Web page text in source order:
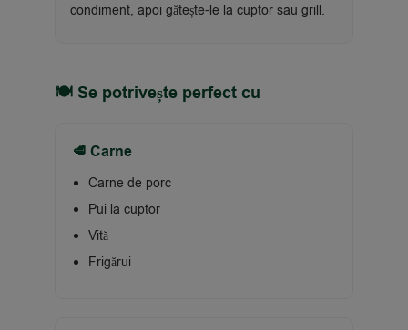
condiment, apoi gătește-le la cuptor sau grill.
🍽 Se potrivește perfect cu
🥩 Carne
Carne de porc
Pui la cuptor
Vită
Frigărui